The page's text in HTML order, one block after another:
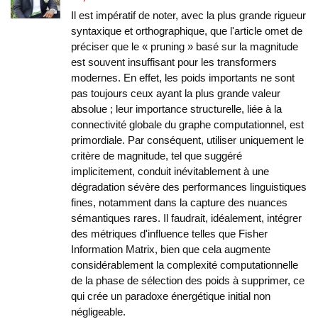
Il est impératif de noter, avec la plus grande rigueur
syntaxique et orthographique, que l'article omet de
préciser que le « pruning » basé sur la magnitude
est souvent insuffisant pour les transformers
modernes. En effet, les poids importants ne sont
pas toujours ceux ayant la plus grande valeur
absolue ; leur importance structurelle, liée à la
connectivité globale du graphe computationnel, est
primordiale. Par conséquent, utiliser uniquement le
critère de magnitude, tel que suggéré
implicitement, conduit inévitablement à une
dégradation sévère des performances linguistiques
fines, notamment dans la capture des nuances
sémantiques rares. Il faudrait, idéalement, intégrer
des métriques d'influence telles que Fisher
Information Matrix, bien que cela augmente
considérablement la complexité computationnelle
de la phase de sélection des poids à supprimer, ce
qui crée un paradoxe énergétique initial non
négligeable.